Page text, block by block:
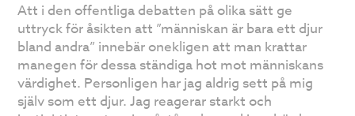
Att i den offentliga debatten på olika sätt ge
uttryck för åsikten att ”människan är bara ett djur
bland andra” innebär onekligen att man krattar
manegen för dessa ständiga hot mot människans
värdighet. Personligen har jag aldrig sett på mig
själv som ett djur. Jag reagerar starkt och